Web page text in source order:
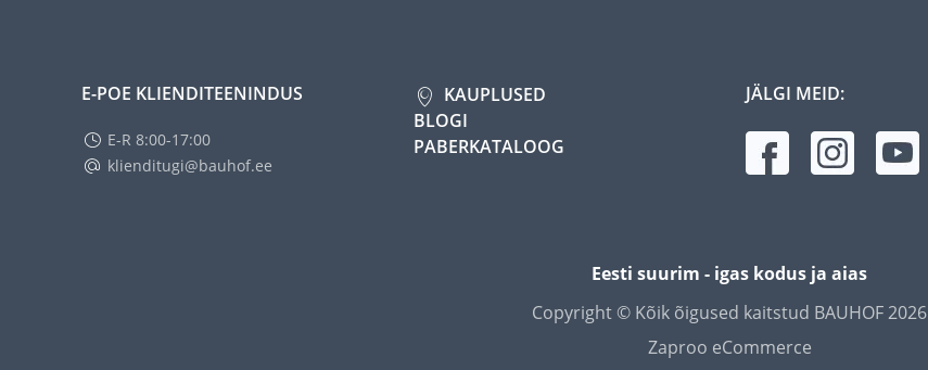
E-POE KLIENDITEENINDUS
E-R 8:00-17:00
klienditugi@bauhof.ee
KAUPLUSED
BLOGI
PABERKATALOOG
JÄLGI MEID:
Eesti suurim - igas kodus ja aias
Copyright © Kõik õigused kaitstud BAUHOF 2026
Zaproo eCommerce